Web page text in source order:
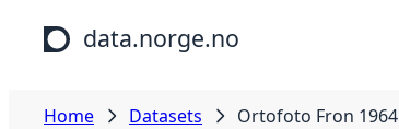
Skip to main content
data.norge.no
Home Datasets Ortofoto Fron 1964